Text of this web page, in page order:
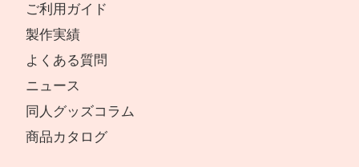
ご利用ガイド
製作実績
よくある質問
ニュース
同人グッズコラム
商品カタログ